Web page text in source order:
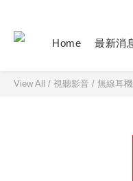
Home 最新消
View All / 視聽影音 / 無線耳機